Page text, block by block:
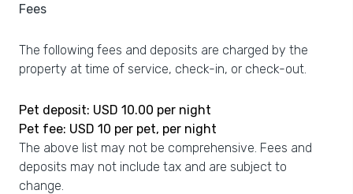
Fees
The following fees and deposits are charged by the
property at time of service, check-in, or check-out.
Pet deposit: USD 10.00 per night
Pet fee: USD 10 per pet, per night
The above list may not be comprehensive. Fees and
deposits may not include tax and are subject to
change.